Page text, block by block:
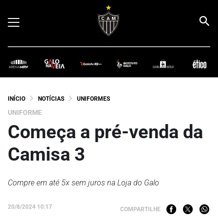
INÍCIO NOTÍCIAS UNIFORMES
UNIFORME
Começa a pré-venda da
Camisa 3
Compre em até 5x sem juros na Loja do Galo
20/8/2024 10:17 COMPARTILHE